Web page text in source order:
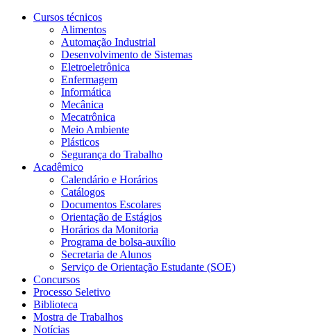
Cursos técnicos
Alimentos
Automação Industrial
Desenvolvimento de Sistemas
Eletroeletrônica
Enfermagem
Informática
Mecânica
Mecatrônica
Meio Ambiente
Plásticos
Segurança do Trabalho
Acadêmico
Calendário e Horários
Catálogos
Documentos Escolares
Orientação de Estágios
Horários da Monitoria
Programa de bolsa-auxílio
Secretaria de Alunos
Serviço de Orientação Estudante (SOE)
Concursos
Processo Seletivo
Biblioteca
Mostra de Trabalhos
Notícias